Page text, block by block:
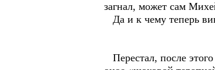
загнал, может сам
Да и к чему теперь
Перестал, после